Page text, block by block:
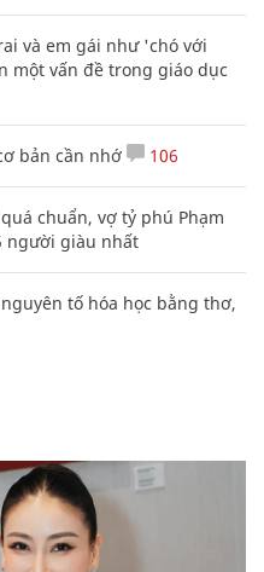
và em gái như 'chó với
một vấn đề trong giáo dục
bản cần nhớ 106
chuẩn, vợ tỷ phú Phạm
người giàu nhất
tố hóa học bằng thơ,